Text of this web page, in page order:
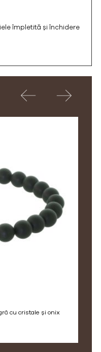
împletită și închidere
cu cristale și onix